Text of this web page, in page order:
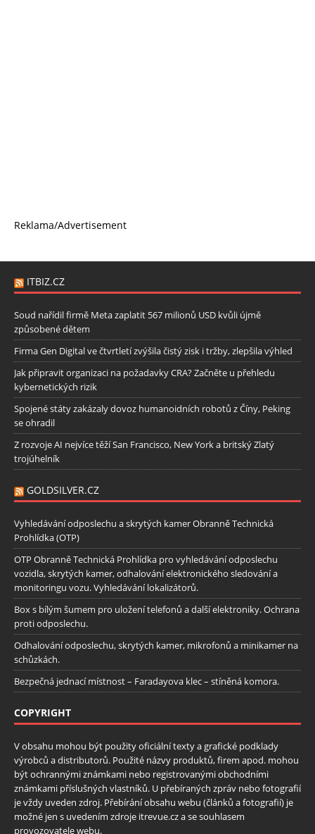
Reklama/Advertisement
ITBIZ.CZ
Soud nařídil firmě Meta zaplatit 567 milionů USD kvůli újmě
způsobené dětem
Firma Gen Digital ve čtvrtletí zvýšila čistý zisk i tržby, zlepšila výhled
Jak připravit organizaci na požadavky CRA? Začněte u přehledu
kybernetických rizik
Spojené státy zakázaly dovoz humanoidních robotů z Číny, Peking
se ohradil
Z rozvoje AI nejvíce těží San Francisco, New York a britský Zlatý
trojúhelník
GOLDSILVER.CZ
Vyhledávání odposlechu a skrytých kamer Obranně Technická
Prohlídka (OTP)
OTP Obranně Technická Prohlídka pro vyhledávání odposlechu
vozidla, skrytých kamer, odhalování elektronického sledování a
monitoringu vozu. Vyhledávání lokalizátorů.
Box s bílým šumem pro uložení telefonů a další elektroniky. Ochrana
proti odposlechu.
Odhalování odposlechu, skrytých kamer, mikrofonů a minikamer na
schůzkách.
Bezpečná jednací místnost – Faradayova klec – stíněná komora.
COPYRIGHT
V obsahu mohou být použity oficiální texty a grafické podklady
výrobců a distributorů. Použité názvy produktů, firem apod. mohou
být ochrannými známkami nebo registrovanými obchodními
známkami příslušných vlastníků. U přebíraných zpráv nebo fotografií
je vždy uveden zdroj. Přebírání obsahu webu (článků a fotografií) je
možné jen s uvedením zdroje itrevue.cz a se souhlasem
provozovatele webu.